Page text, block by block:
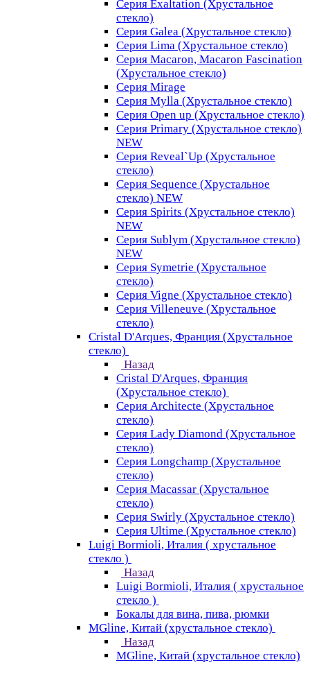
Серия Exaltation (Хрустальное
стекло)
Серия Galea (Хрустальное стекло)
Серия Lima (Хрустальное стекло)
Серия Macaron, Macaron Fascination
(Хрустальное стекло)
Серия Mirage
Серия Mylla (Хрустальное стекло)
Серия Open up (Хрустальное стекло)
Серия Primary (Хрустальное стекло)
NEW
Серия Reveal`Up (Хрустальное
стекло)
Серия Sequence (Хрустальное
стекло) NEW
Серия Spirits (Хрустальное стекло)
NEW
Серия Sublym (Хрустальное стекло)
NEW
Серия Symetrie (Хрустальное
стекло)
Серия Vigne (Хрустальное стекло)
Серия Villeneuve (Хрустальное
стекло)
Cristal D'Arques, Франция (Хрустальное
стекло)
Назад
Cristal D'Arques, Франция
(Хрустальное стекло)
Серия Architecte (Хрустальное
стекло)
Серия Lady Diamond (Хрустальное
стекло)
Серия Longchamp (Хрустальное
стекло)
Серия Macassar (Хрустальное
стекло)
Серия Swirly (Хрустальное стекло)
Серия Ultime (Хрустальное стекло)
Luigi Bormioli, Италия ( хрустальное
стекло )
Назад
Luigi Bormioli, Италия ( хрустальное
стекло )
Бокалы для вина, пива, рюмки
MGline, Китай (хрустальное стекло)
Назад
MGline, Китай (хрустальное стекло)